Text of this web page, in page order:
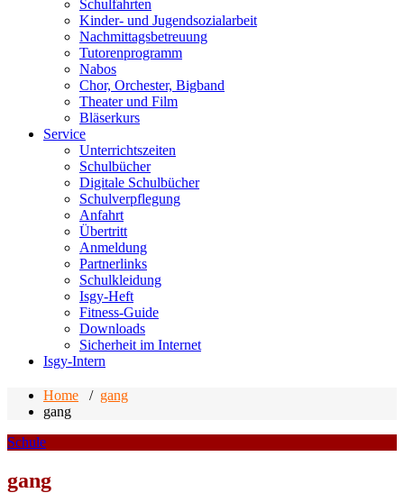
Schulfahrten
Kinder- und Jugendsozialarbeit
Nachmittagsbetreuung
Tutorenprogramm
Nabos
Chor, Orchester, Bigband
Theater und Film
Bläserkurs
Service
Unterrichtszeiten
Schulbücher
Digitale Schulbücher
Schulverpflegung
Anfahrt
Übertritt
Anmeldung
Partnerlinks
Schulkleidung
Isgy-Heft
Fitness-Guide
Downloads
Sicherheit im Internet
Isgy-Intern
Home / gang
gang
Schule
gang